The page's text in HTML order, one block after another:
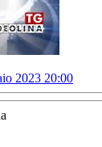
2023 20:00